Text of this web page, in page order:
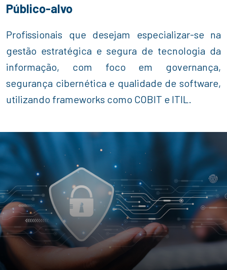
Público-alvo
Profissionais que desejam especializar-se na
gestão estratégica e segura de tecnologia da
informação, com foco em governança,
segurança cibernética e qualidade de software,
utilizando frameworks como COBIT e ITIL.